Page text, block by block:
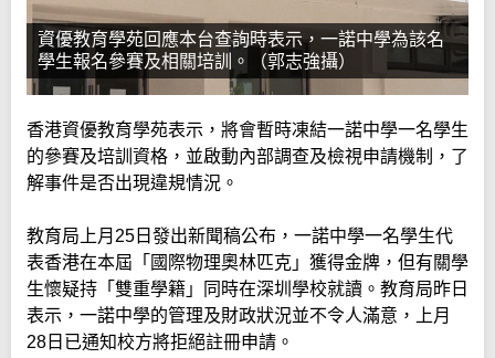
資優教育學苑回應本台查詢時表示，一諾中學為該名
學生報名參賽及相關培訓。（郭志強攝）
香港資優教育學苑表示，將會暫時凍結一諾中學一名學生
的參賽及培訓資格，並啟動內部調查及檢視申請機制，了
解事件是否出現違規情況。
教育局上月25日發出新聞稿公布，一諾中學一名學生代
表香港在本屆「國際物理奧林匹克」獲得金牌，但有關學
生懷疑持「雙重學籍」同時在深圳學校就讀。教育局昨日
表示，一諾中學的管理及財政狀況並不令人滿意，上月
28日已通知校方將拒絕註冊申請。